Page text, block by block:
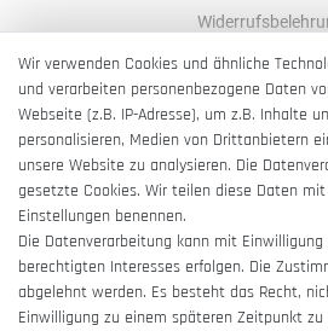
AGB
Impressum
Vertrag
Wir verwenden Cookies und ähnliche
und verarbeiten personenbezogene Daten
Webseite (z.B. IP-Adresse), um z.B. Inhalte
personalisieren, Medien von Drittanbietern
unsere Website zu analysieren. Die
gesetzte Cookies. Wir teilen diese Daten
Einstellungen benennen.
Die Datenverarbeitung kann mit
berechtigten Interesses erfolgen. Die
abgelehnt werden. Es besteht das Recht,
Einwilligung zu einem späteren Zeitpunkt